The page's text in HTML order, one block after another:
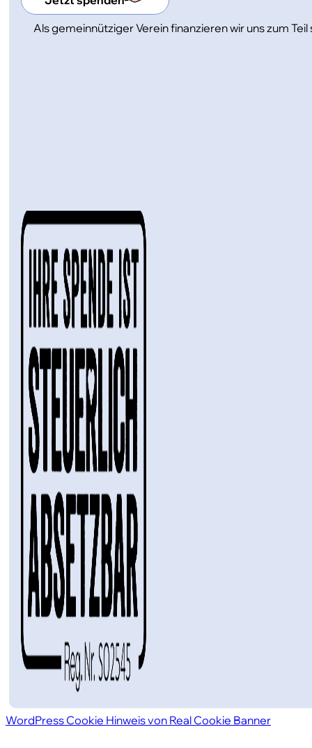
Als gemeinnütziger Verein finanzieren wir uns zum
WordPress Cookie Hinweis von Real Cookie Banner